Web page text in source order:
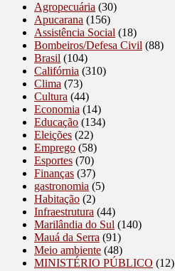
Agropecuária (30)
Apucarana (156)
Assistência Social (18)
Bombeiros/Defesa Civil (88)
Brasil (104)
Califórnia (310)
Clima (73)
Cultura (44)
Economia (14)
Educação (134)
Eleições (22)
Emprego (58)
Esportes (70)
Finanças (37)
gastronomia (5)
Habitação (2)
Infraestrutura (44)
Marilândia do Sul (140)
Mauá da Serra (91)
Meio ambiente (48)
MINISTÉRIO PÚBLICO (12)